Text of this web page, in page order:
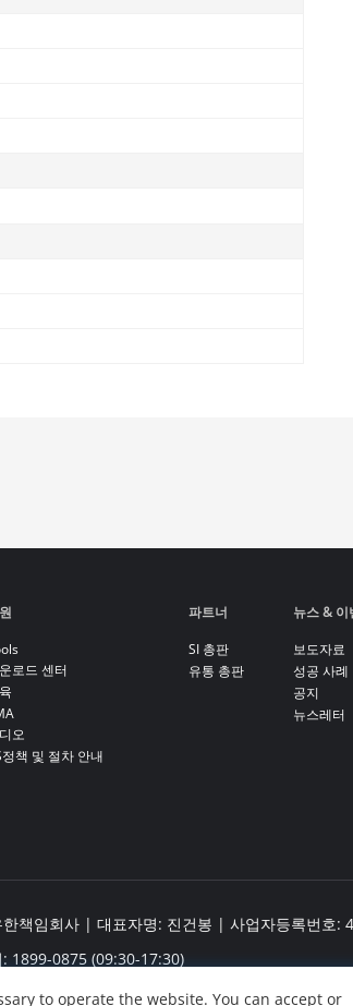
to operate the website. You can accept or
로드 센터
오
책 및 절차 안내
파트너
SI 총판
유통 총판
뉴스 & 이
보도자료
성공 사례
공지
뉴스레터
책임회사 | 대표자명: 진건봉 | 사업자등록번호:
1899-0875 (09:30-17:30)
구 서부샛길 606, B동 601호(가산동, 대성디폴리스)